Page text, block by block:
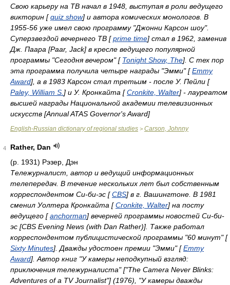
Свою карьеру на ТВ начал в 1948, выступая в роли ведущего
викторин [quiz show] и автора комических монологов. В
1955-56 уже имел свою программу "Джонни Карсон шоу".
Суперзвездой вечернего ТВ [prime time] стал в 1962, заменив
Дж. Паара [Paar, Jack] в кресле ведущего популярной
программы "Сегодня вечером" [ Tonight Show, The]. С тех пор
эта программа получила четыре награды "Эмми" [Emmy
Award], а в 1983 Карсон стал третьим - после У. Пейли [
Paley, William S. ] и У. Кронкайта [Cronkite, Walter] - лауреатом
высшей награды Национальной академии телевизионных
искусств [Annual ATAS Governor's Award]
English-Russian dictionary of regional studies > Carson, Johnny
4
Rather, Dan
(р. 1931) Рэзер, Дэн
Тележурналист, автор и ведущий информационных
телепередач. В течение нескольких лет был собственным
корреспондентом Си-би-эс [CBS] в г. Вашингтоне. В 1981
сменил Уолтера Кронкайта [Cronkite, Walter] на посту
ведущего [anchorman] вечерней программы новостей Си-би-
эс [CBS Evening News (with Dan Rather)]. Также работал
корреспондентом публицистической программы "60 минут" [
Sixty Minutes]. Дважды удостоен премии "Эмми" [Emmy
Award]. Автор книг "У камеры неподкупный взгляд:
приключения тележурналиста" ["The Camera Never Blinks:
Adventures of a TV Journalist"] (1976), "У камеры дважды